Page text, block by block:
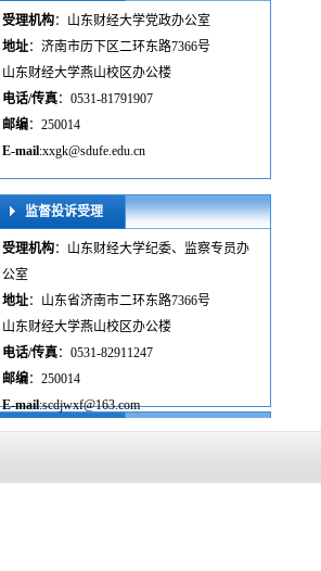
受理机构：山东财经大学党政办公室
地址：济南市历下区二环东路7366号
山东财经大学燕山校区办公楼
电话/传真：0531-81791907
邮编：250014
E-mail:xxgk@sdufe.edu.cn
监督投诉受理
受理机构：山东财经大学纪委、监察专员办
公室
地址：山东省济南市二环东路7366号
山东财经大学燕山校区办公楼
电话/传真：0531-82911247
邮编：250014
E-mail:scdjwxf@163.com